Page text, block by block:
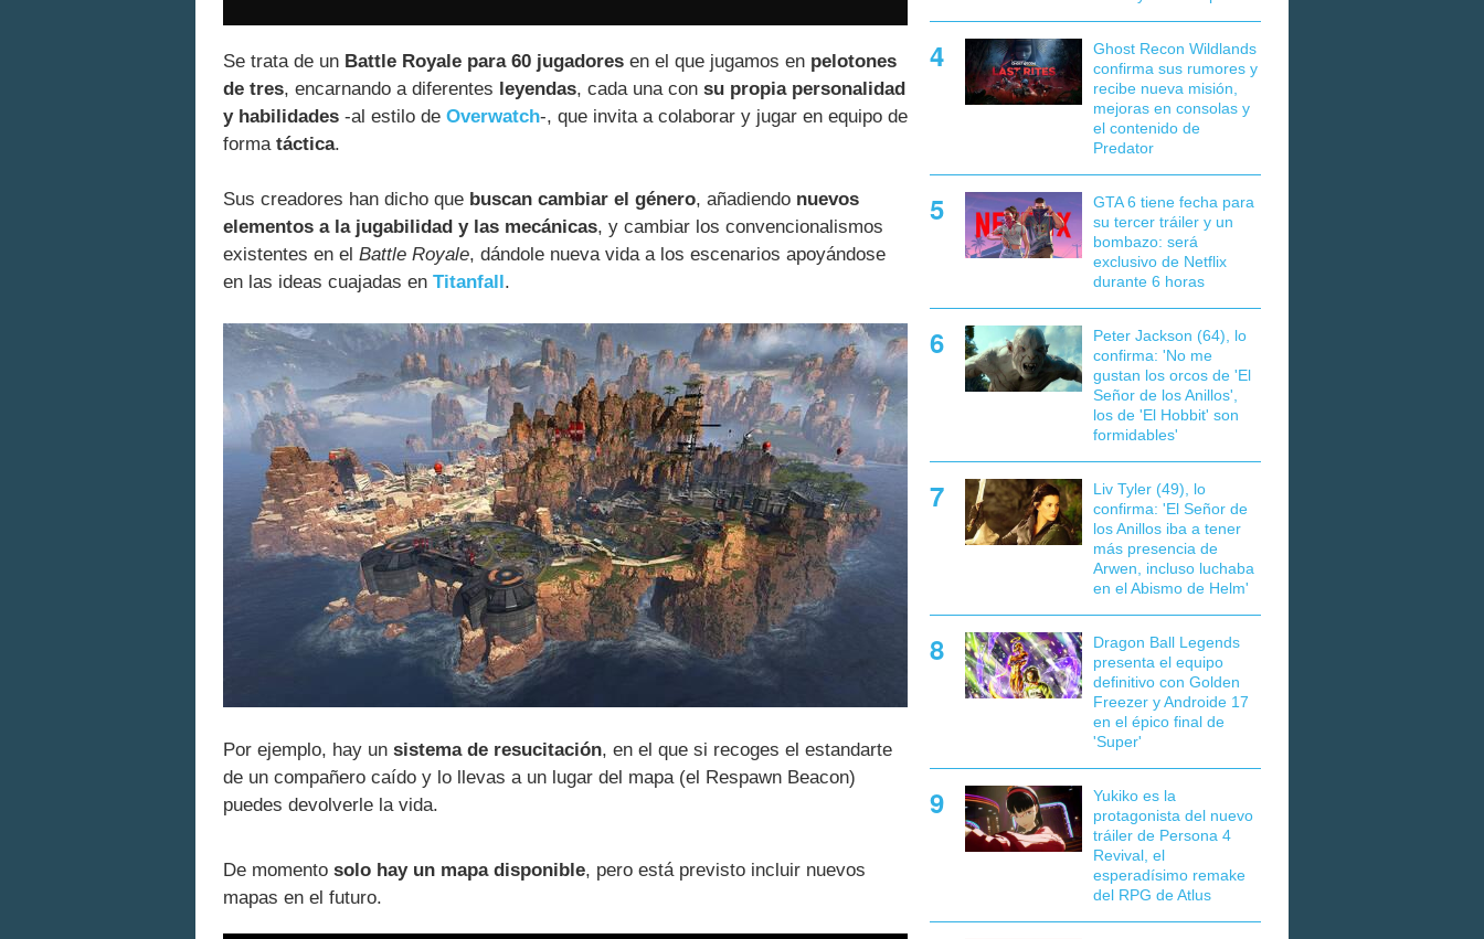
Se trata de un Battle Royale para 60 jugadores en el que jugamos en pelotones
de tres, encarnando a diferentes leyendas, cada una con su propia personalidad
y habilidades -al estilo de Overwatch-, que invita a colaborar y jugar en equipo de
forma táctica.
Sus creadores han dicho que buscan cambiar el género, añadiendo nuevos
elementos a la jugabilidad y las mecánicas, y cambiar los convencionalismos
existentes en el Battle Royale, dándole nueva vida a los escenarios apoyándose
en las ideas cuajadas en Titanfall.
Por ejemplo, hay un sistema de resucitación, en el que si recoges el estandarte
de un compañero caído y lo llevas a un lugar del mapa (el Respawn Beacon)
puedes devolverle la vida.
De momento solo hay un mapa disponible, pero está previsto incluir nuevos
mapas en el futuro.
Ghost Recon Wildlands
confirma sus rumores y
recibe nueva misión,
mejoras en consolas y
el contenido de
Predator
GTA 6 tiene fecha para
su tercer tráiler y un
bombazo: será
exclusivo de Netflix
durante 6 horas
Peter Jackson (64), lo
confirma: 'No me
gustan los orcos de 'El
Señor de los Anillos',
los de 'El Hobbit' son
formidables'
Liv Tyler (49), lo
confirma: 'El Señor de
los Anillos iba a tener
más presencia de
Arwen, incluso luchaba
en el Abismo de Helm'
Dragon Ball Legends
presenta el equipo
definitivo con Golden
Freezer y Androide 17
en el épico final de
'Super'
Yukiko es la
protagonista del nuevo
tráiler de Persona 4
Revival, el
esperadísimo remake
del RPG de Atlus